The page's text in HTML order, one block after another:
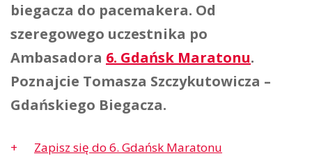
biegacza do pacemakera. Od
szeregowego uczestnika po
Ambasadora 6. Gdańsk Maratonu.
Poznajcie Tomasza Szczykutowicza –
Gdańskiego Biegacza.
Zapisz się do 6. Gdańsk Maratonu